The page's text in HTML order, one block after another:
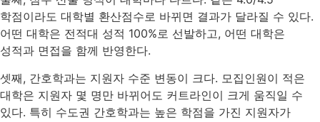
학점이라도 대학별 환산점수로 바뀌면 결과가 달라질 수 있다.
어떤 대학은 전적대 성적 100%로 선발하고, 어떤 대학은
성적과 면접을 함께 반영한다.
셋째, 간호학과는 지원자 수준 변동이 크다. 모집인원이 적은
대학은 지원자 몇 명만 바뀌어도 커트라인이 크게 움직일 수
있다. 특히 수도권 간호학과는 높은 학점을 가진 지원자가